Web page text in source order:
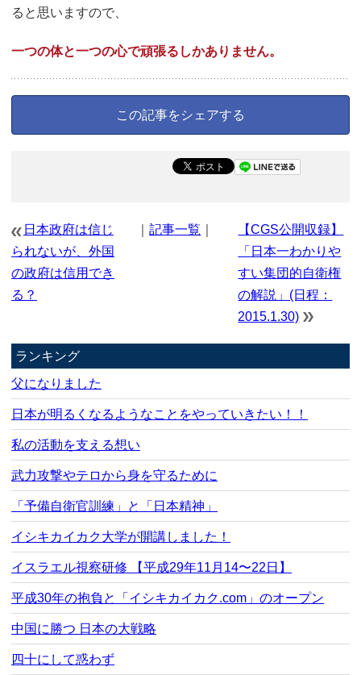
ると思いますので、
一つの体と一つの心で頑張るしかありません。
この記事をシェアする
【CGS公開収録】
「日本一わかりや
すい集団的自衛権
の解説」(日程：
2015.1.30)
｜記事一覧
日本政府は信じ
られないが、外国
の政府は信用でき
る？
ランキング
父になりました
日本が明るくなるようなことをやっていきたい！！
私の活動を支える想い
武力攻撃やテロから身を守るために
「予備自衛官訓練」と「日本精神」
イシキカイカク大学が開講しました！
イスラエル視察研修 【平成29年11月14〜22日】
平成30年の抱負と「イシキカイカク.com」のオープン
中国に勝つ 日本の大戦略
四十にして惑わず